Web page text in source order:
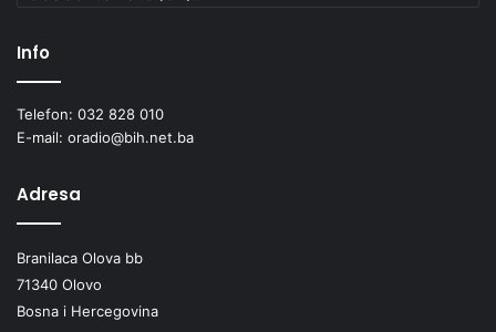
Info
Telefon: 032 828 010
E-mail: oradio@bih.net.ba
Adresa
Branilaca Olova bb
71340 Olovo
Bosna i Hercegovina